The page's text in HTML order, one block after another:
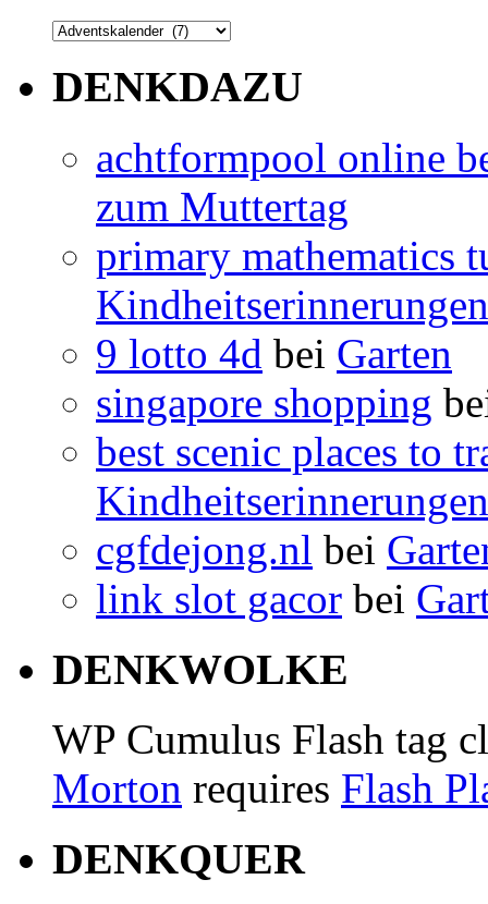
DENKDAZU
achtformpool online
zum Muttertag
primary mathematics
Kindheitserinnerungen
9 lotto 4d bei Garten
singapore shopping
best scenic places to
Kindheitserinnerungen
cgfdejong.nl bei
link slot gacor bei
DENKWOLKE
WP Cumulus Flash tag
Morton requires Flash
DENKQUER